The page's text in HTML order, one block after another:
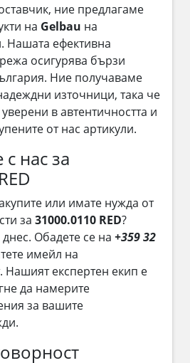
ние предлагаме
на Gelbau на
Нашата ефективна
осигурява бързи
Ние получаваме
източници, така че
в автентичността и
от нас артикули.
нас за
или имате нужда от
за 31000.0110 RED?
Обадете се на +359 32
имейл на
. Нашият експертен екип е
да намерите
за вашите